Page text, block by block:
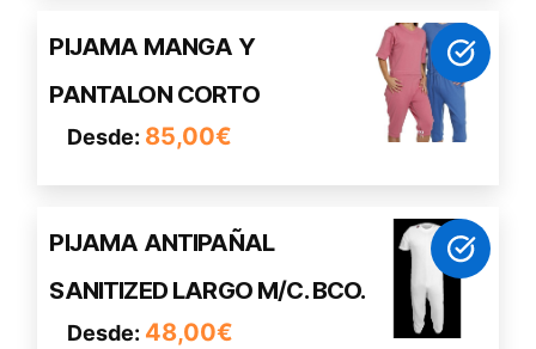
elegir
en
página
de
PIJAMA MANGA Y
PANTALON CORTO
Desde: 85,00€
Este
tiene
múltiples
Las
se
elegir
en
PIJAMA ANTIPAÑAL
SANITIZED LARGO M/C. BCO.
Desde: 48,00€
Este
tiene
múltiples